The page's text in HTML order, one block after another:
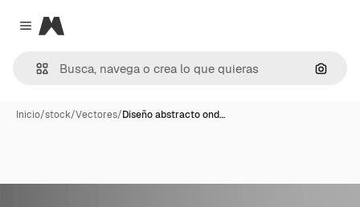
Close menu
Magnific
Inicio/stock/Vectores/Diseño abstracto ond…